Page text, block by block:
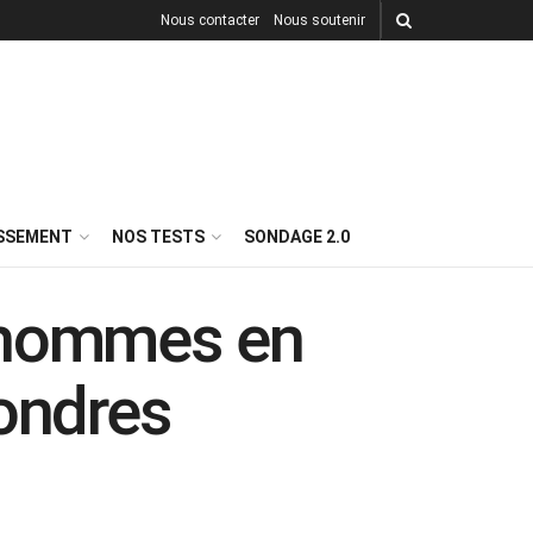
Nous contacter Nous soutenir
NOS TESTS SONDAGE 2.0
en